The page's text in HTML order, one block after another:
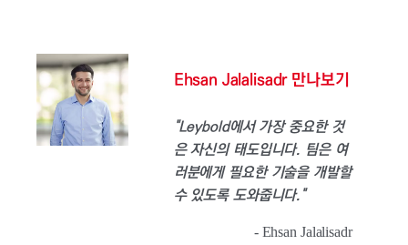
Ehsan Jalalisadr 만나보기
"Leybold에서 가장 중요한 것
은 자신의 태도입니다. 팀은 여
러분에게 필요한 기술을 개발할
수 있도록 도와줍니다."
- Ehsan Jalalisadr